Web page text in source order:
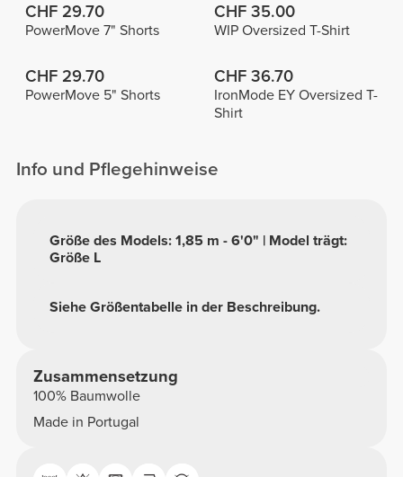
CHF 29.70
PowerMove 7" Shorts
CHF 35.00
WIP Oversized T-Shirt
CHF 29.70
PowerMove 5" Shorts
CHF 36.70
IronMode EY Oversized T-
Shirt
Info und Pflegehinweise
Siehe Größentabelle in der Beschreibung.
Größe des Models: 1,85 m - 6'0" | Model trägt:
Größe L
Zusammensetzung
100% Baumwolle
Made in Portugal